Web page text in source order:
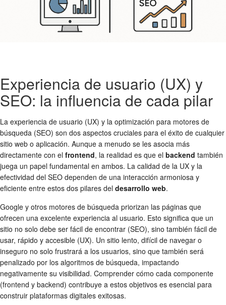
Experiencia de usuario (UX) y
SEO: la influencia de cada pilar
La experiencia de usuario (UX) y la optimización para motores de
búsqueda (SEO) son dos aspectos cruciales para el éxito de cualquier
sitio web o aplicación. Aunque a menudo se les asocia más
directamente con el frontend, la realidad es que el backend también
juega un papel fundamental en ambos. La calidad de la UX y la
efectividad del SEO dependen de una interacción armoniosa y
eficiente entre estos dos pilares del desarrollo web.
Google y otros motores de búsqueda priorizan las páginas que
ofrecen una excelente experiencia al usuario. Esto significa que un
sitio no solo debe ser fácil de encontrar (SEO), sino también fácil de
usar, rápido y accesible (UX). Un sitio lento, difícil de navegar o
inseguro no solo frustrará a los usuarios, sino que también será
penalizado por los algoritmos de búsqueda, impactando
negativamente su visibilidad. Comprender cómo cada componente
(frontend y backend) contribuye a estos objetivos es esencial para
construir plataformas digitales exitosas.